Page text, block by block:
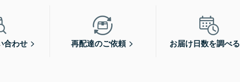
合わせ 再配達のご依頼 お届け日数を調べる